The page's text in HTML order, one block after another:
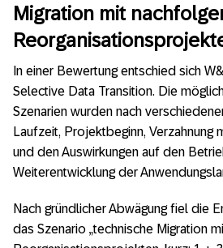
Migration mit
In einer Bewertung entschied sich
Selective Data Transition. Die
Szenarien wurden nach
Laufzeit, Projektbeginn, Verzahnung
und den Auswirkungen auf den
Weiterentwicklung der
Nach gründlicher Abwägung fiel die
das Szenario „technische Migration